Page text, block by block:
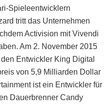
Spieleentwicklern
tritt das Unternehmen
Activision mit Vivendi
Am 2. November 2015
Entwickler King Digital
von 5,9 Milliarden Dollar
ist ein Entwickler für
Dauerbrenner Candy